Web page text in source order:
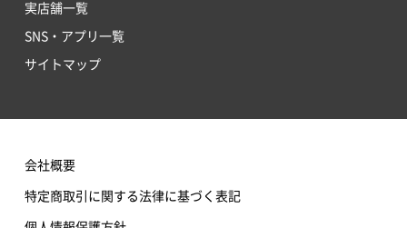
実店舗一覧
SNS・アプリ一覧
サイトマップ
会社概要
特定商取引に関する法律に基づく表記